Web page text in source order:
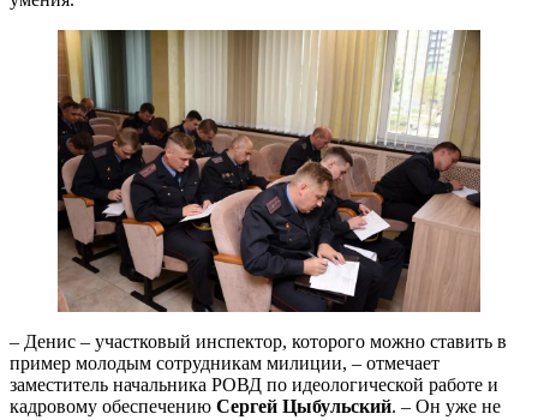
– Денис – участковый инспектор, которого можно ставить в
пример молодым сотрудникам милиции, – отмечает
заместитель начальника РОВД по идеологической работе и
кадровому обеспечению Сергей Цыбульский. – Он уже не